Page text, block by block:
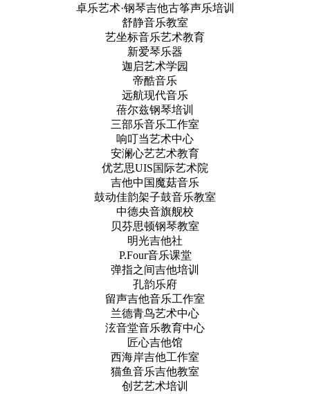
卓乐艺术·钢琴吉他古筝声乐培训
舒静音乐教室
艺坐标音乐艺术教育
新爱琴乐器
迦启艺术学园
帝酷音乐
远航现代音乐
蓓尔兹钢琴培训
三部乐音乐工作室
响叮当艺术中心
安澜心艺艺术教育
优艺思UIS国际艺术院
吉他中国魔菇音乐
鼓动佳韵架子鼓音乐教室
中德央音旗舰校
贝芬思顿钢琴教室
明光吉他社
P.Four音乐课堂
弹指之间吉他培训
孔韵乐府
留声吉他音乐工作室
兰德青鸟艺术中心
泫音堂音乐教育中心
匠心吉他馆
西海岸吉他工作室
猫鱼音乐吉他教室
创艺艺术培训